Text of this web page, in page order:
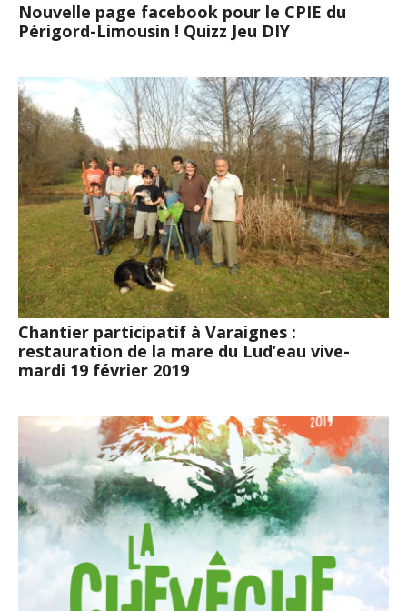
Nouvelle page facebook pour le CPIE du
Périgord-Limousin ! Quizz Jeu DIY
Chantier participatif à Varaignes :
restauration de la mare du Lud’eau vive-
mardi 19 février 2019